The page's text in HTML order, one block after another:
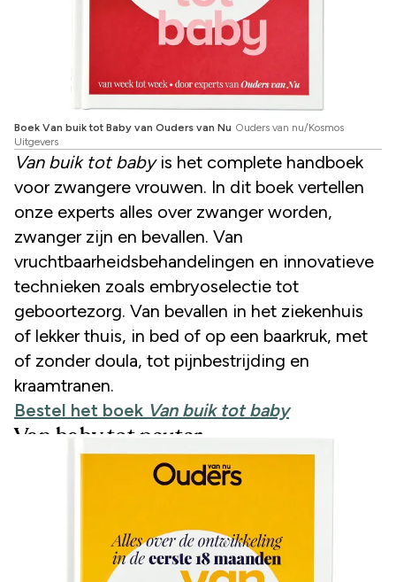
Boek Van buik tot Baby van Ouders van Nu Ouders van nu/Kosmos
Uitgevers
Van buik tot babyis het complete handboek
voor zwangere vrouwen. In dit boek vertellen
onze experts alles over zwanger worden,
zwanger zijn en bevallen. Van
vruchtbaarheidsbehandelingen en innovatieve
technieken zoals embryoselectie tot
geboortezorg. Van bevallen in het ziekenhuis
of lekker thuis, in bed of op een baarkruk, met
of zonder doula, tot pijnbestrijding en
kraamtranen.
Bestel het boek Van buik tot baby
Van baby tot peuter